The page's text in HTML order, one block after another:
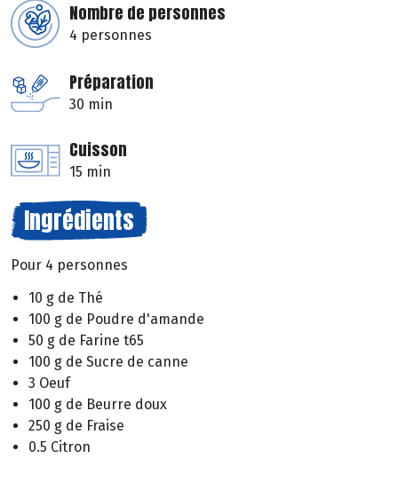
Nombre de personnes
4 personnes
Préparation
30 min
Cuisson
15 min
Ingrédients
Pour 4 personnes
10 g de Thé
100 g de Poudre d'amande
50 g de Farine t65
100 g de Sucre de canne
3 Oeuf
100 g de Beurre doux
250 g de Fraise
0.5 Citron